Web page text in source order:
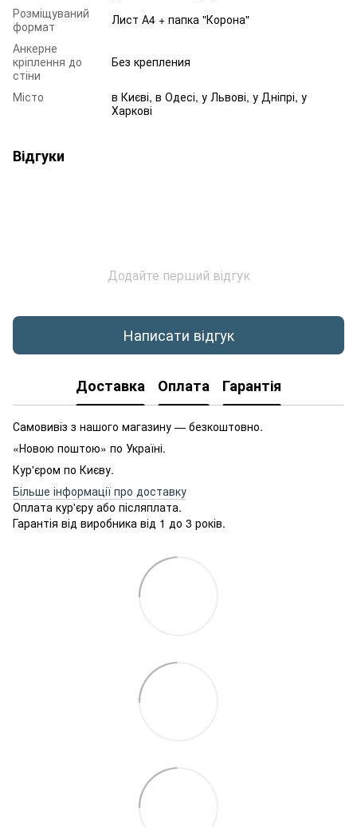
Розміщуваний
формат
Лист А4 + папка "Корона"
Анкерне
кріплення до
стіни
Без крепления
Місто
в Києві, в Одесі, у Львові, у Дніпрі, у
Харкові
Відгуки
Додайте перший відгук
Написати відгук
Доставка Оплата Гарантія
Самовивіз з нашого магазину — безкоштовно.
«Новою поштою» по Україні.
Кур'єром по Києву.
Більше інформації про доставку
Оплата кур'єру або післяплата.
Гарантія від виробника від 1 до 3 років.